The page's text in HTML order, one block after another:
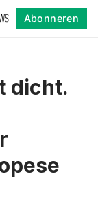
Abonneren
dicht.